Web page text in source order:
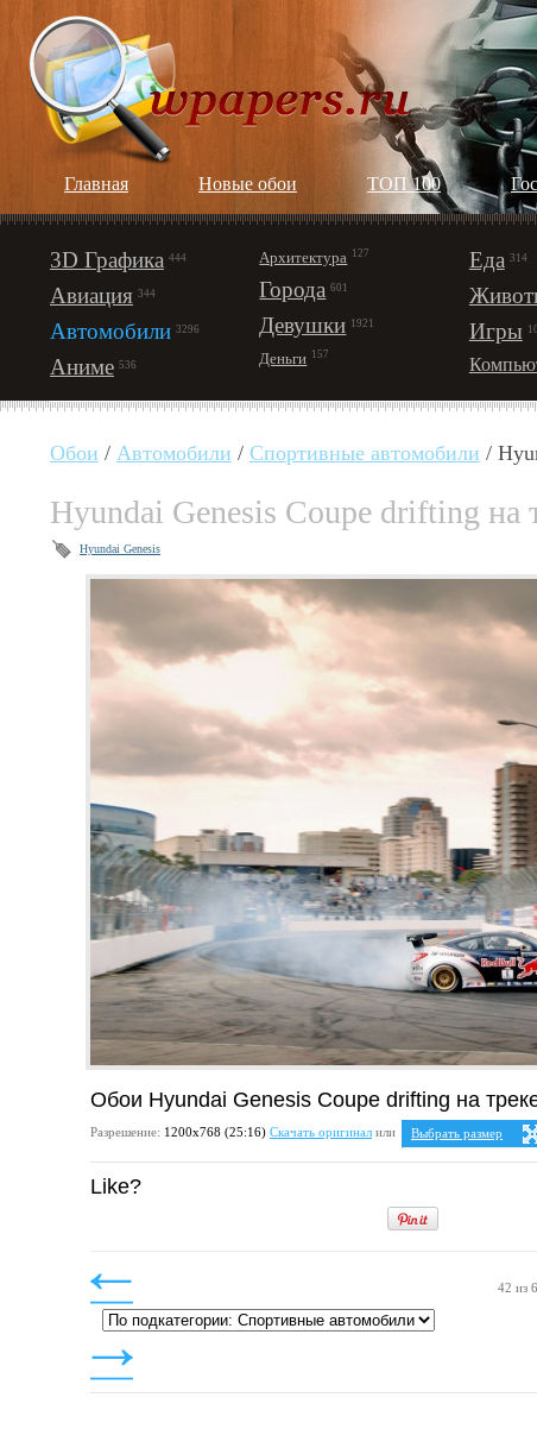
Главная Новые обои ТОП 100
3D Графика 444
Авиация 344
Автомобили 3296
Аниме 536
Архитектура 127
Города 601
Девушки 1921
Деньги 157
Еда 314
Игры
Обои / Автомобили / Спортивные автомобили /
Hyundai Genesis Coupe drifting на
Hyundai Genesis
Обои Hyundai Genesis Coupe drifting на
Разрешение: 1200х768 (25:16) Скачать оригинал или
Выбрать размер
Ваше разрешение:Не
Like?
42 из